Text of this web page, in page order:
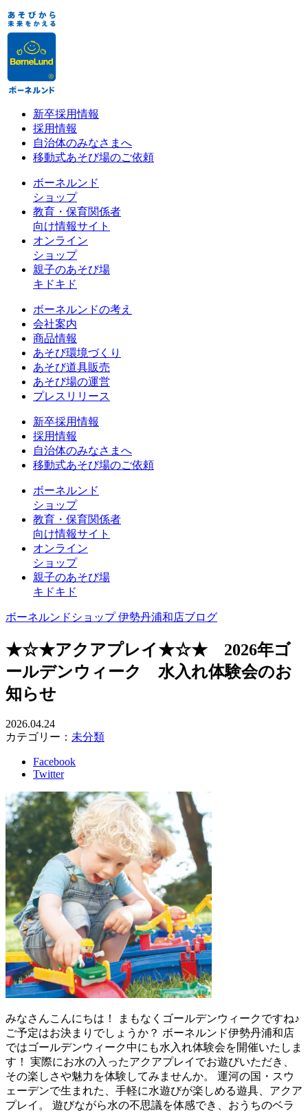
新卒採用情報
採用情報
自治体のみなさまへ
移動式あそび場のご依頼
ボーネルンド
ショップ
教育・保育関係者
向け情報サイト
オンライン
ショップ
親子のあそび場
キドキド
ボーネルンドの考え
会社案内
商品情報
あそび環境づくり
あそび道具販売
あそび場の運営
プレスリリース
新卒採用情報
採用情報
自治体のみなさまへ
移動式あそび場のご依頼
ボーネルンド
ショップ
教育・保育関係者
向け情報サイト
オンライン
ショップ
親子のあそび場
キドキド
ボーネルンドショップ 伊勢丹浦和店ブログ
★☆★アクアプレイ★☆★ 2026年ゴ
ールデンウィーク 水入れ体験会のお
知らせ
2026.04.24
カテゴリー： 未分類
Facebook
Twitter
みなさんこんにちは！ まもなくゴールデンウィークですね♪
ご予定はお決まりでしょうか？ ボーネルンド伊勢丹浦和店
ではゴールデンウィーク中にも水入れ体験会を開催いたしま
す！ 実際にお水の入ったアクアプレイでお遊びいただき、
その楽しさや魅力を体験してみませんか。 運河の国・スウ
ェーデンで生まれた、手軽に水遊びが楽しめる遊具、アクア
プレイ。 遊びながら水の不思議を体感でき、おうちのベラ